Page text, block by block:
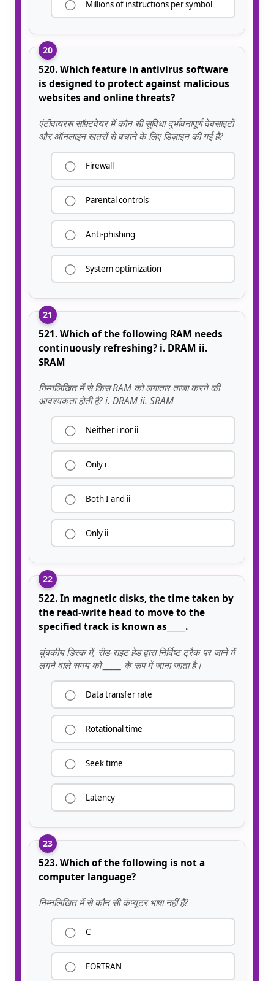
Millions of instructions per symbol
20
520. Which feature in antivirus software
is designed to protect against malicious
websites and online threats?
एंटीवायरस सॉफ़्टवेयर में कौन सी सुविधा दुर्भावनापूर्ण वेबसाइटों
और ऑनलाइन खतरों से बचाने के लिए डिज़ाइन की गई है?
Firewall
Parental controls
Anti-phishing
System optimization
21
521. Which of the following RAM needs
continuously refreshing? i. DRAM ii.
SRAM
निम्नलिखित में से किस RAM को लगातार ताजा करने की
आवश्यकता होती है? i. DRAM ii. SRAM
Neither i nor ii
Only i
Both I and ii
Only ii
22
522. In magnetic disks, the time taken by
the read-write head to move to the
specified track is known as_____.
चुंबकीय डिस्क में, रीड-राइट हेड द्वारा निर्दिष्ट ट्रैक पर जाने में
लगने वाले समय को _____ के रूप में जाना जाता है।
Data transfer rate
Rotational time
Seek time
Latency
23
523. Which of the following is not a
computer language?
निम्नलिखित में से कौन सी कंप्यूटर भाषा नहीं है?
C
FORTRAN